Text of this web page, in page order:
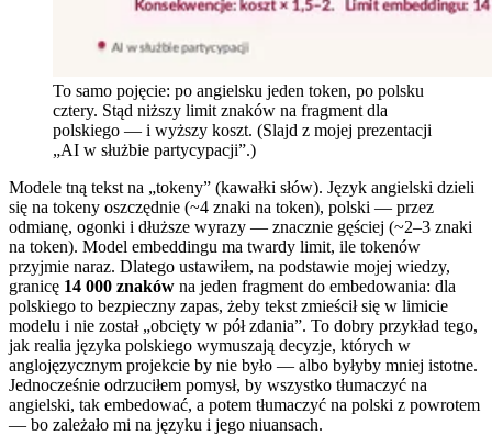
To samo pojęcie: po angielsku jeden token, po polsku
cztery. Stąd niższy limit znaków na fragment dla
polskiego — i wyższy koszt. (Slajd z mojej prezentacji
„AI w służbie partycypacji”.)
Modele tną tekst na „tokeny” (kawałki słów). Język angielski dzieli
się na tokeny oszczędnie (~4 znaki na token), polski — przez
odmianę, ogonki i dłuższe wyrazy — znacznie gęściej (~2–3 znaki
na token). Model embeddingu ma twardy limit, ile tokenów
przyjmie naraz. Dlatego ustawiłem, na podstawie mojej wiedzy,
granicę 14 000 znaków na jeden fragment do embedowania: dla
polskiego to bezpieczny zapas, żeby tekst zmieścił się w limicie
modelu i nie został „obcięty w pół zdania”. To dobry przykład tego,
jak realia języka polskiego wymuszają decyzje, których w
anglojęzycznym projekcie by nie było — albo byłyby mniej istotne.
Jednocześnie odrzuciłem pomysł, by wszystko tłumaczyć na
angielski, tak embedować, a potem tłumaczyć na polski z powrotem
— bo zależało mi na języku i jego niuansach.